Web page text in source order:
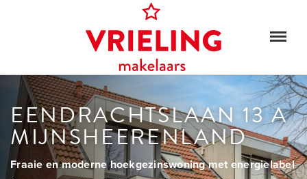
EENDRACHTSLAAN 13 A
MIJNSHEERENLAND
Fraaie en moderne hoekgezinswoning met energielabel